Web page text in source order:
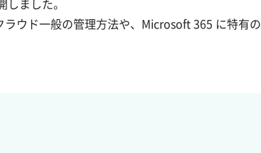
ました。
ウド一般の管理方法や、Microsoft 365 に特有の